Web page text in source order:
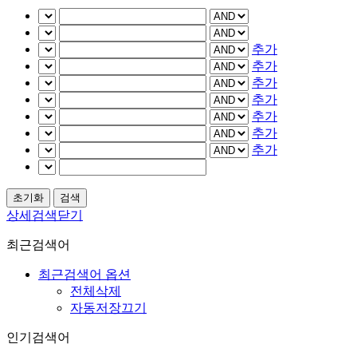
추가
추가
추가
추가
추가
추가
추가
상세검색닫기
최근검색어
최근검색어 옵션
전체삭제
자동저장끄기
인기검색어